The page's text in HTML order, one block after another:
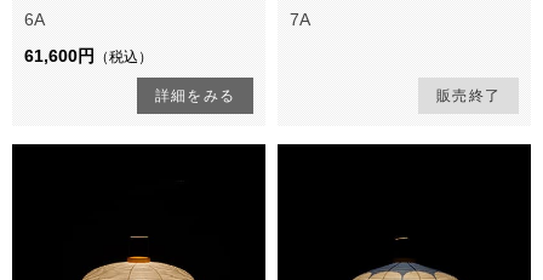
6A
61,600円
（税込）
詳細をみる
7A
販売終了